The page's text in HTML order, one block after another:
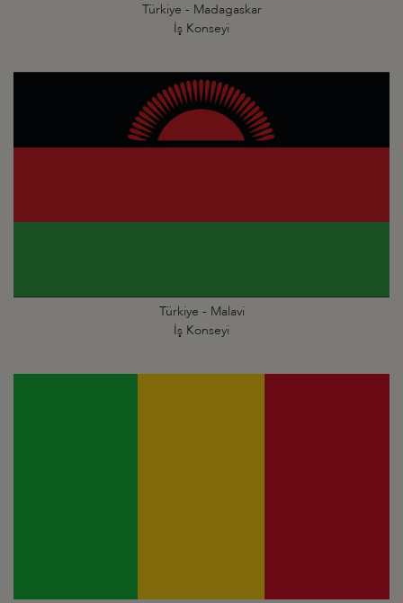
Türkiye - Madagaskar
İş Konseyi
Türkiye - Malavi
İş Konseyi